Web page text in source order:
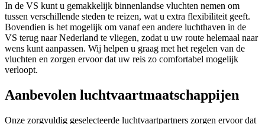
In de VS kunt u gemakkelijk binnenlandse vluchten nemen om
tussen verschillende steden te reizen, wat u extra flexibiliteit geeft.
Bovendien is het mogelijk om vanaf een andere luchthaven in de
VS terug naar Nederland te vliegen, zodat u uw route helemaal naar
wens kunt aanpassen. Wij helpen u graag met het regelen van de
vluchten en zorgen ervoor dat uw reis zo comfortabel mogelijk
verloopt.
Aanbevolen luchtvaartmaatschappijen
Onze zorgvuldig geselecteerde luchtvaartpartners zorgen ervoor dat